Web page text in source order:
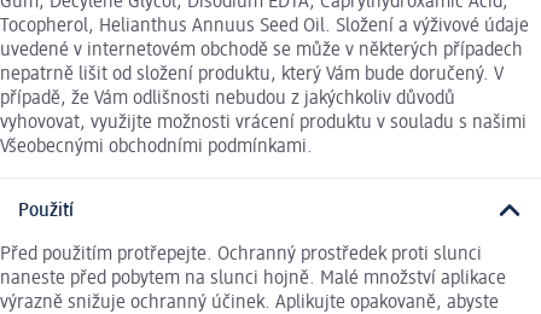
Tocopherol, Helianthus Annuus Seed Oil. Složení a výživové údaje
uvedené v internetovém obchodě se může v některých případech
nepatrně lišit od složení produktu, který Vám bude doručený. V
případě, že Vám odlišnosti nebudou z jakýchkoliv důvodů
vyhovovat, využijte možnosti vrácení produktu v souladu s našimi
Všeobecnými obchodními podmínkami.
Použití
Před použitím protřepejte. Ochranný prostředek proti slunci
naneste před pobytem na slunci hojně. Malé množství aplikace
výrazně snižuje ochranný účinek. Aplikujte opakovaně, abyste